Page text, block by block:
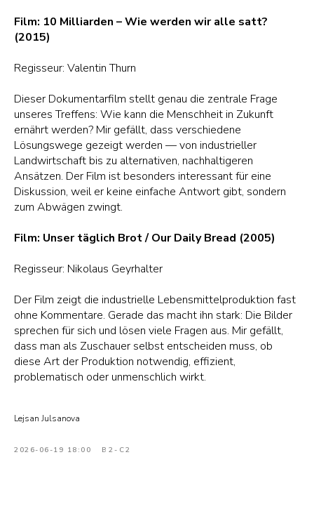
Film: 10 Milliarden – Wie werden wir alle satt?
(2015)
Regisseur: Valentin Thurn
Dieser Dokumentarfilm stellt genau die zentrale Frage
unseres Treffens: Wie kann die Menschheit in Zukunft
ernährt werden? Mir gefällt, dass verschiedene
Lösungswege gezeigt werden — von industrieller
Landwirtschaft bis zu alternativen, nachhaltigeren
Ansätzen. Der Film ist besonders interessant für eine
Diskussion, weil er keine einfache Antwort gibt, sondern
zum Abwägen zwingt.
Film: Unser täglich Brot / Our Daily Bread (2005)
Regisseur: Nikolaus Geyrhalter
Der Film zeigt die industrielle Lebensmittelproduktion fast
ohne Kommentare. Gerade das macht ihn stark: Die Bilder
sprechen für sich und lösen viele Fragen aus. Mir gefällt,
dass man als Zuschauer selbst entscheiden muss, ob
diese Art der Produktion notwendig, effizient,
problematisch oder unmenschlich wirkt.
Lejsan Julsanova
2026-06-19 18:00 B2-C2